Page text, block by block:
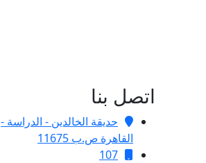
اتصل بنا
حديقة الخالدين - الدراسة -
القاهرة ص.ب 11675
107